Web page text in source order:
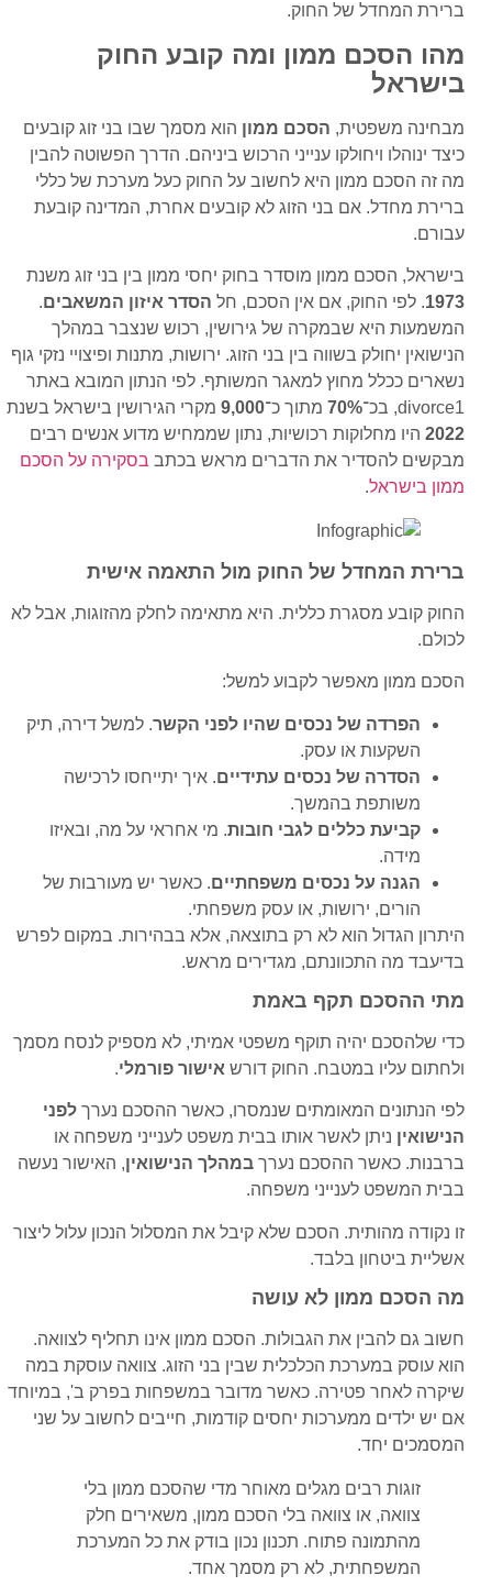
ברירת המחדל של החוק.
מהו הסכם ממון ומה קובע החוק
בישראל
מבחינה משפטית, הסכם ממון הוא מסמך שבו בני זוג קובעים
כיצד ינוהלו ויחולקו ענייני הרכוש ביניהם. הדרך הפשוטה להבין
מה זה הסכם ממון היא לחשוב על החוק כעל מערכת של כללי
ברירת מחדל. אם בני הזוג לא קובעים אחרת, המדינה קובעת
עבורם.
בישראל, הסכם ממון מוסדר בחוק יחסי ממון בין בני זוג משנת
1973. לפי החוק, אם אין הסכם, חל הסדר איזון המשאבים.
המשמעות היא שבמקרה של גירושין, רכוש שנצבר במהלך
הנישואין יחולק בשווה בין בני הזוג. ירושות, מתנות ופיצויי נזקי גוף
נשארים ככלל מחוץ למאגר המשותף. לפי הנתון המובא באתר
divorce1, בכ־
70% מתוך כ־9,000 מקרי הגירושין בישראל בשנת
2022 היו מחלוקות רכושיות, נתון שממחיש מדוע אנשים רבים
מבקשים להסדיר את הדברים מראש בכתב בסקירה על הסכם
ממון בישראל.
ברירת המחדל של החוק מול התאמה אישית
החוק קובע מסגרת כללית. היא מתאימה לחלק מהזוגות, אבל לא
לכולם.
הסכם ממון מאפשר לקבוע למשל:
הפרדה של נכסים שהיו לפני הקשר. למשל דירה, תיק
השקעות או עסק.
הסדרה של נכסים עתידיים. איך יתייחסו לרכישה
משותפת בהמשך.
קביעת כללים לגבי חובות. מי אחראי על מה, ובאיזו
מידה.
הגנה על נכסים משפחתיים. כאשר יש מעורבות של
הורים, ירושות, או עסק משפחתי.
היתרון הגדול הוא לא רק בתוצאה, אלא בבהירות. במקום לפרש
בדיעבד מה התכוונתם, מגדירים מראש.
מתי ההסכם תקף באמת
כדי שלהסכם יהיה תוקף משפטי אמיתי, לא מספיק לנסח מסמך
ולחתום עליו במטבח. החוק דורש אישור פורמלי.
לפי הנתונים המאומתים שנמסרו, כאשר ההסכם נערך לפני
הנישואין ניתן לאשר אותו בבית משפט לענייני משפחה או
ברבנות. כאשר ההסכם נערך במהלך הנישואין, האישור נעשה
בבית המשפט לענייני משפחה.
זו נקודה מהותית. הסכם שלא קיבל את המסלול הנכון עלול ליצור
אשליית ביטחון בלבד.
מה הסכם ממון לא עושה
חשוב גם להבין את הגבולות. הסכם ממון אינו תחליף לצוואה.
הוא עוסק במערכת הכלכלית שבין בני הזוג. צוואה עוסקת במה
שיקרה לאחר פטירה. כאשר מדובר במשפחות בפרק ב', במיוחד
אם יש ילדים ממערכות יחסים קודמות, חייבים לחשוב על שני
המסמכים יחד.
זוגות רבים מגלים מאוחר מדי שהסכם ממון בלי
צוואה, או צוואה בלי הסכם ממון, משאירים חלק
מהתמונה פתוח. תכנון נכון בודק את כל המערכת
המשפחתית, לא רק מסמך אחד.